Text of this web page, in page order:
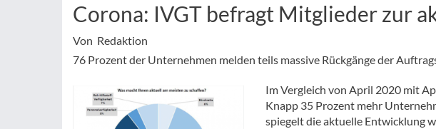
Corona: IVGT befragt Mitglieder zur
Von Redaktion
76 Prozent der Unternehmen melden teils massive Rückgänge der
Im Vergleich von April 2020 mit
Knapp 35 Prozent mehr
spiegelt die aktuelle Entwicklung